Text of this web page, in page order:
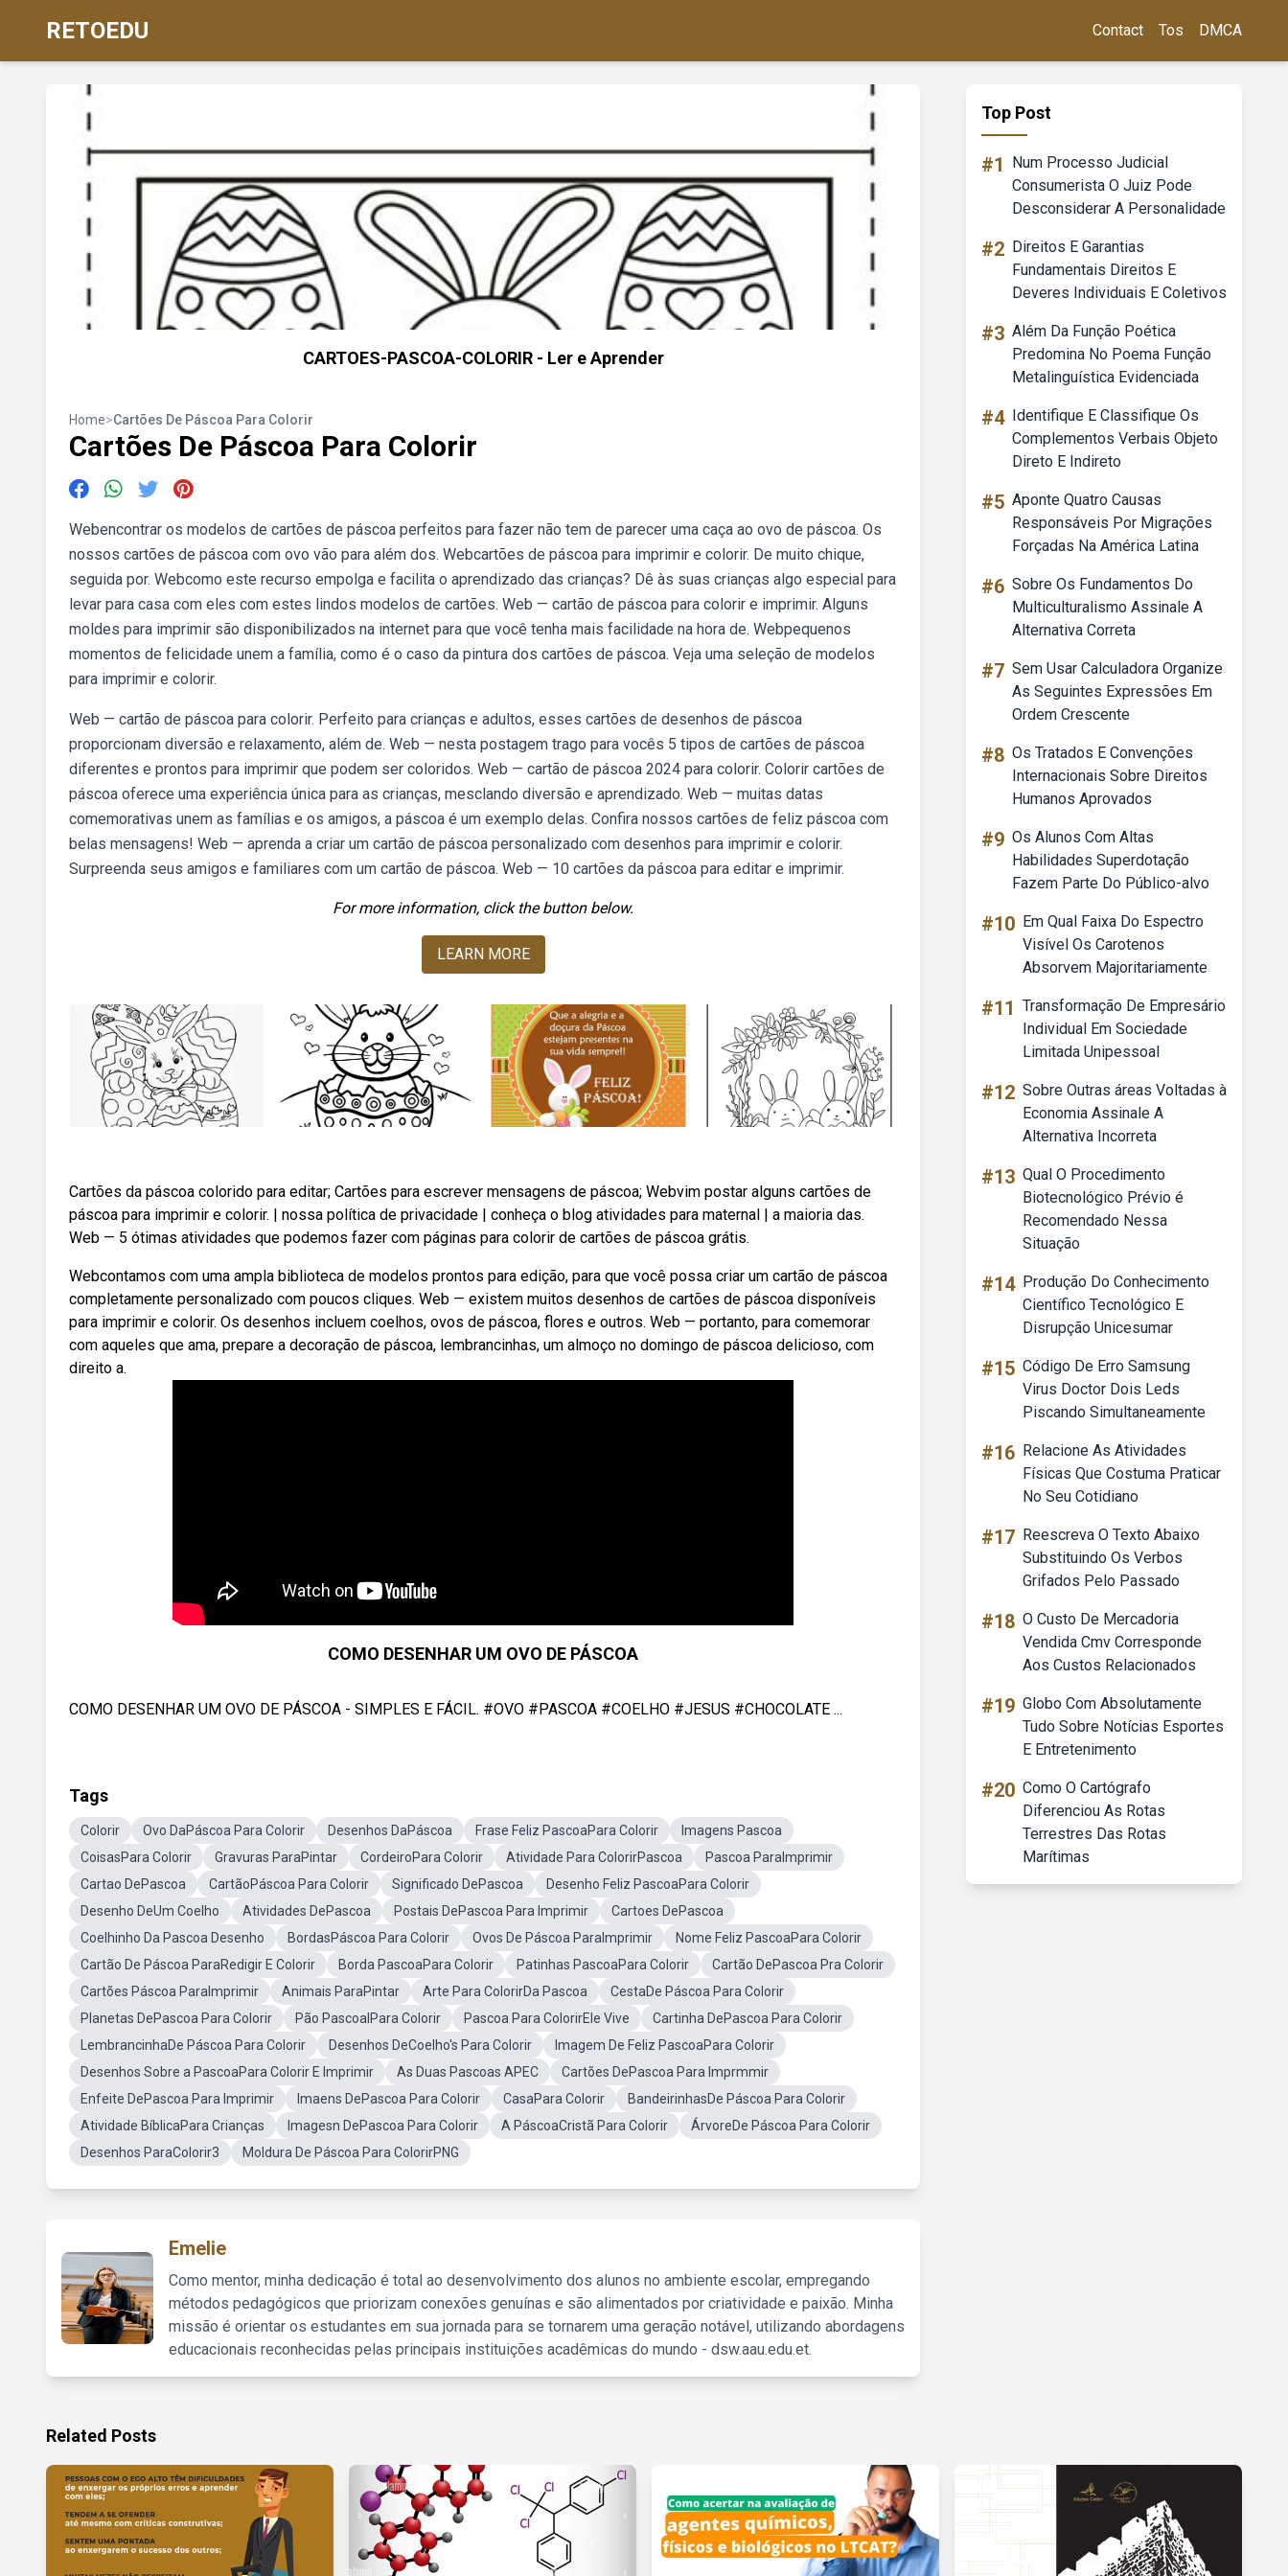
RETOEDU Contact Tos DMCA
CARTOES-PASCOA-COLORIR - Ler e Aprender
Home>Cartões De Páscoa Para Colorir
Cartões De Páscoa Para Colorir
Webencontrar os modelos de cartões de páscoa perfeitos para fazer não tem de parecer uma caça ao ovo de páscoa. Os
nossos cartões de páscoa com ovo vão para além dos. Webcartões de páscoa para imprimir e colorir. De muito chique,
seguida por. Webcomo este recurso empolga e facilita o aprendizado das crianças? Dê às suas crianças algo especial para
levar para casa com eles com estes lindos modelos de cartões. Web — cartão de páscoa para colorir e imprimir. Alguns
moldes para imprimir são disponibilizados na internet para que você tenha mais facilidade na hora de. Webpequenos
momentos de felicidade unem a família, como é o caso da pintura dos cartões de páscoa. Veja uma seleção de modelos
para imprimir e colorir.
Web — cartão de páscoa para colorir. Perfeito para crianças e adultos, esses cartões de desenhos de páscoa
proporcionam diversão e relaxamento, além de. Web — nesta postagem trago para vocês 5 tipos de cartões de páscoa
diferentes e prontos para imprimir que podem ser coloridos. Web — cartão de páscoa 2024 para colorir. Colorir cartões de
páscoa oferece uma experiência única para as crianças, mesclando diversão e aprendizado. Web — muitas datas
comemorativas unem as famílias e os amigos, a páscoa é um exemplo delas. Confira nossos cartões de feliz páscoa com
belas mensagens! Web — aprenda a criar um cartão de páscoa personalizado com desenhos para imprimir e colorir.
Surpreenda seus amigos e familiares com um cartão de páscoa. Web — 10 cartões da páscoa para editar e imprimir.
For more information, click the button below.
LEARN MORE
Cartões da páscoa colorido para editar; Cartões para escrever mensagens de páscoa; Webvim postar alguns cartões de
páscoa para imprimir e colorir. | nossa política de privacidade | conheça o blog atividades para maternal | a maioria das.
Web — 5 ótimas atividades que podemos fazer com páginas para colorir de cartões de páscoa grátis.
Webcontamos com uma ampla biblioteca de modelos prontos para edição, para que você possa criar um cartão de páscoa
completamente personalizado com poucos cliques. Web — existem muitos desenhos de cartões de páscoa disponíveis
para imprimir e colorir. Os desenhos incluem coelhos, ovos de páscoa, flores e outros. Web — portanto, para comemorar
com aqueles que ama, prepare a decoração de páscoa, lembrancinhas, um almoço no domingo de páscoa delicioso, com
direito a.
COMO DESENHAR UM OVO DE PÁSCOA
COMO DESENHAR UM OVO DE PÁSCOA - SIMPLES E FÁCIL. #OVO #PASCOA #COELHO #JESUS #CHOCOLATE ...
Tags
Colorir Ovo DaPáscoa Para Colorir Desenhos DaPáscoa Frase Feliz PascoaPara Colorir
Imagens Pascoa
CoisasPara Colorir
Gravuras ParaPintar CordeiroPara Colorir Atividade Para ColorirPascoa
Pascoa ParaImprimir
Cartao DePascoa
CartãoPáscoa Para Colorir Significado DePascoa
Desenho Feliz PascoaPara Colorir
Desenho DeUm Coelho
Atividades DePascoa Postais DePascoa Para Imprimir
Cartoes DePascoa
Coelhinho Da Pascoa Desenho
BordasPáscoa Para Colorir Ovos De Páscoa ParaImprimir
Nome Feliz PascoaPara Colorir
Cartão De Páscoa ParaRedigir E Colorir
Borda PascoaPara Colorir Patinhas PascoaPara Colorir
Cartão DePascoa Pra Colorir
Cartões Páscoa ParaImprimir
Animais ParaPintar Arte Para ColorirDa Pascoa
CestaDe Páscoa Para Colorir
Planetas DePascoa Para Colorir
Pão PascoalPara Colorir Pascoa Para ColorirEle Vive
Cartinha DePascoa Para Colorir
LembrancinhaDe Páscoa Para Colorir
Desenhos DeCoelho's Para Colorir
Imagem De Feliz PascoaPara Colorir
Desenhos Sobre a PascoaPara Colorir E Imprimir
As Duas Pascoas APEC
Cartões DePascoa Para Imprmmir
Enfeite DePascoa Para Imprimir
Imaens DePascoa Para Colorir CasaPara Colorir
BandeirinhasDe Páscoa Para Colorir
Atividade BíblicaPara Crianças
Imagesn DePascoa Para Colorir A PáscoaCristã Para Colorir
ÁrvoreDe Páscoa Para Colorir
Desenhos ParaColorir3
Moldura De Páscoa Para ColorirPNG
Emelie
Como mentor, minha dedicação é total ao desenvolvimento dos alunos no ambiente escolar, empregando
métodos pedagógicos que priorizam conexões genuínas e são alimentados por criatividade e paixão. Minha
missão é orientar os estudantes em sua jornada para se tornarem uma geração notável, utilizando abordagens
educacionais reconhecidas pelas principais instituições acadêmicas do mundo - dsw.aau.edu.et.
Top Post
#1
Num Processo Judicial
Consumerista O Juiz Pode
Desconsiderar A Personalidade
#2 Direitos E Garantias
Fundamentais Direitos E
Deveres Individuais E Coletivos
#3 Além Da Função Poética
Predomina No Poema Função
Metalinguística Evidenciada
#4 Identifique E Classifique Os
Complementos Verbais Objeto
Direto E Indireto
#5 Aponte Quatro Causas
Responsáveis Por Migrações
Forçadas Na América Latina
#6 Sobre Os Fundamentos Do
Multiculturalismo Assinale A
Alternativa Correta
#7 Sem Usar Calculadora Organize
As Seguintes Expressões Em
Ordem Crescente
#8 Os Tratados E Convenções
Internacionais Sobre Direitos
Humanos Aprovados
#9 Os Alunos Com Altas
Habilidades Superdotação
Fazem Parte Do Público-alvo
#10 Em Qual Faixa Do Espectro
Visível Os Carotenos
Absorvem Majoritariamente
#11 Transformação De Empresário
Individual Em Sociedade
Limitada Unipessoal
#12 Sobre Outras áreas Voltadas à
Economia Assinale A
Alternativa Incorreta
#13 Qual O Procedimento
Biotecnológico Prévio é
Recomendado Nessa
Situação
#14 Produção Do Conhecimento
Científico Tecnológico E
Disrupção Unicesumar
#15 Código De Erro Samsung
Virus Doctor Dois Leds
Piscando Simultaneamente
#16 Relacione As Atividades
Físicas Que Costuma Praticar
No Seu Cotidiano
#17 Reescreva O Texto Abaixo
Substituindo Os Verbos
Grifados Pelo Passado
#18 O Custo De Mercadoria
Vendida Cmv Corresponde
Aos Custos Relacionados
#19 Globo Com Absolutamente
Tudo Sobre Notícias Esportes
E Entretenimento
#20 Como O Cartógrafo
Diferenciou As Rotas
Terrestres Das Rotas
Marítimas
Related Posts